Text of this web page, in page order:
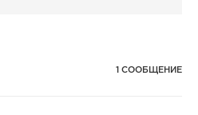
1 СООБЩЕНИЕ